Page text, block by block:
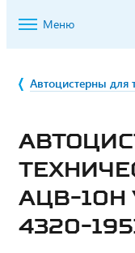
Меню
Автоцистерны для
АЦВ-10Н
4320-